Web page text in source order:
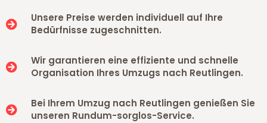
Unsere Preise werden individuell auf Ihre
Bedürfnisse zugeschnitten.
Wir garantieren eine effiziente und schnelle
Organisation Ihres Umzugs nach Reutlingen.
Bei Ihrem Umzug nach Reutlingen genießen Sie
unseren Rundum-sorglos-Service.